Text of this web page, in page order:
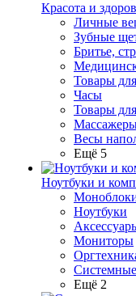
Красота и
Личные
Зубные
Бритье,
Товары
Часы
Товары
Весы
Ещё 5
Ноутбуки и
Ноутбуки
Мониторы
Ещё 2